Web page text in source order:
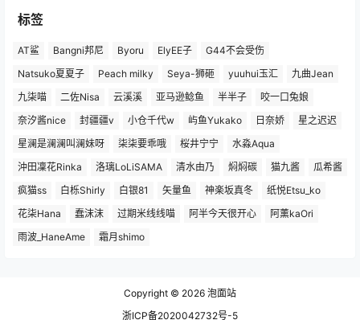
标签
AT鲨 Bangni邦尼 Byoru ElyEE子
G44不会受伤
Natsuko夏夏子
Peach milky Seya-狮砸 yuuhui玉汇
九曲Jean
九柒喵
二佐Nisa 云溪溪 亚马逊鲶鱼 半半子
咬一口兔娘
奈汐酱nice
封疆疆v 小仓千代w 屿鱼Yukako 日奈娇
星之迟迟
星澜是澜澜叫澜妹呀
柒柒要乖哦 桜井宁宁
水淼Aqua
沖田凜花Rinka
洛璃LoLiSAMA 清水由乃 焖焖碳 猫九酱
瓜希酱
疯猫ss
白栎Shirly 白银81 矢量鱼 神楽坂真冬
纸悦Etsu_ko
花柒Hana
蠢沫沫 过期米线线喵 阿半今天很开心
阿薰kaOri
雨波_HaneAme
霜月shimo
Copyright © 2026 泡面站
浙ICP备2020042732号-5